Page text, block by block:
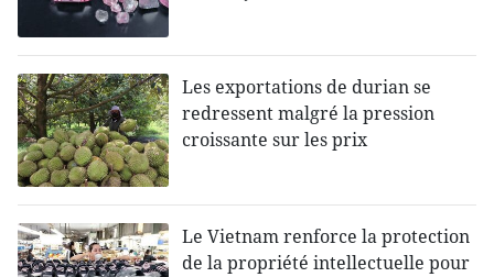
Les exportations de durian se
redressent malgré la pression
croissante sur les prix
Le Vietnam renforce la protection
de la propriété intellectuelle pour